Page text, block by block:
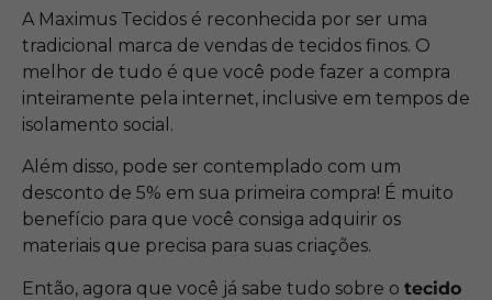
A Maximus Tecidos é reconhecida por ser uma
tradicional marca de vendas de tecidos finos. O
melhor de tudo é que você pode fazer a compra
inteiramente pela internet, inclusive em tempos de
isolamento social.
Além disso, pode ser contemplado com um
desconto de 5% em sua primeira compra! É muito
benefício para que você consiga adquirir os
materiais que precisa para suas criações.
Então, agora que você já sabe tudo sobre o tecido